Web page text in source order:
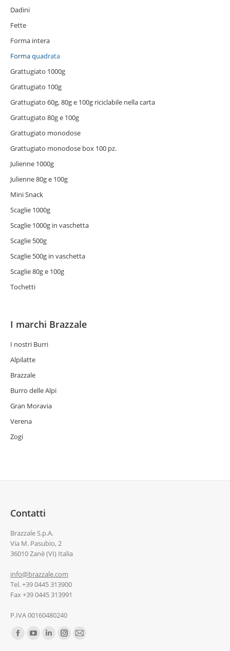
Dadini
Fette
Forma intera
Forma quadrata
Grattugiato 1000g
Grattugiato 100g
Grattugiato 60g, 80g e 100g riciclabile nella carta
Grattugiato 80g e 100g
Grattugiato monodose
Grattugiato monodose box 100 pz.
Julienne 1000g
Julienne 80g e 100g
Mini Snack
Scaglie 1000g
Scaglie 1000g in vaschetta
Scaglie 500g
Scaglie 500g in vaschetta
Scaglie 80g e 100g
Tochetti
I marchi Brazzale
I nostri Burri
Alpilatte
Brazzale
Burro delle Alpi
Gran Moravia
Verena
Zogi
Contatti
Brazzale S.p.A.
Via M. Pasubio, 2
36010 Zanè (VI) Italia
info@brazzale.com
Tel. +39 0445 313900
Fax +39 0445 313991
P.IVA 00160480240
Ci puoi trovare su: